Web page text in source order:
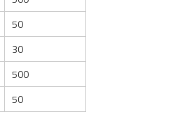
50
30
500
50